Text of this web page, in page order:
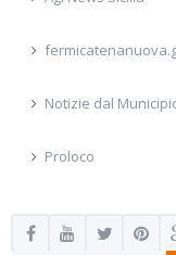
Notizie dal
Proloco